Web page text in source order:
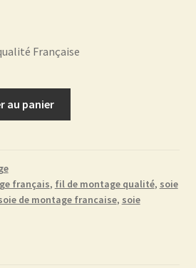
Française
au panier
français, fil de montage qualité, soie
de montage francaise, soie